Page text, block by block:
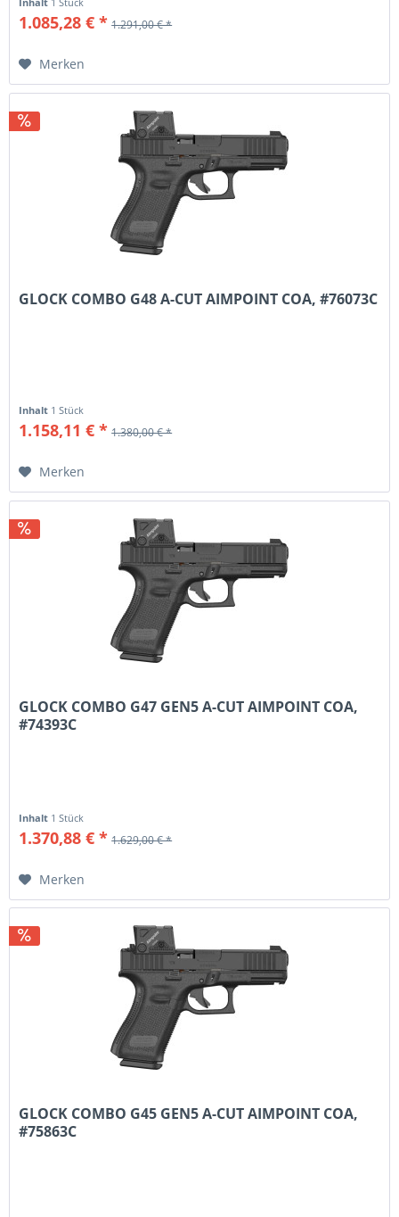
1.085,28 € * 1.291,00 € *
Merken
GLOCK COMBO G48 A-CUT AIMPOINT COA, #76073C
Inhalt 1 Stück
1.158,11 € * 1.380,00 € *
Merken
GLOCK COMBO G47 GEN5 A-CUT AIMPOINT COA,
#74393C
Inhalt 1 Stück
1.370,88 € * 1.629,00 € *
Merken
GLOCK COMBO G45 GEN5 A-CUT AIMPOINT COA,
#75863C